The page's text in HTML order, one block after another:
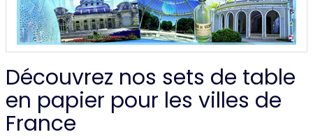
Découvrez nos sets de table
en papier pour les villes de
France